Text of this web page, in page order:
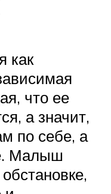
как
что ее
а значит,
по себе, а
Малыш